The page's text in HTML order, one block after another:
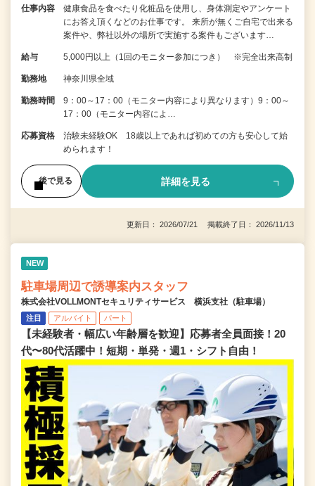
仕事内容
健康食品を食べたり化粧品を使用し、身体測定やアンケート
にお答え頂くなどのお仕事です。 来所が無くご自宅で出来る
案件や、弊社以外の場所で実施する案件もございます…
給与 5,000円以上（1回のモニター参加につき） ※完全出来高制
勤務地 神奈川県全域
勤務時間
9：00～17：00（モニター内容により異なります）9：00～
17：00（モニター内容によ…
応募資格
治験未経験OK 18歳以上であれば初めての方も安心して始
められます！
後で見る 詳細を見る
更新日： 2026/07/21 掲載終了日： 2026/11/13
NEW
駐車場周辺で誘導案内スタッフ
株式会社VOLLMONTセキュリティサービス 横浜支社（駐車場）
注目 アルバイト パート
【未経験者・幅広い年齢層を歓迎】応募者全員面接！20
代〜80代活躍中！短期・単発・週1・シフト自由！